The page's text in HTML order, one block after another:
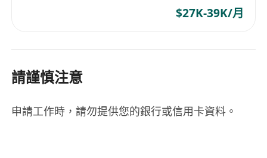
$27K-39K/月
請謹慎注意
申請工作時，請勿提供您的銀行或信用卡資料。